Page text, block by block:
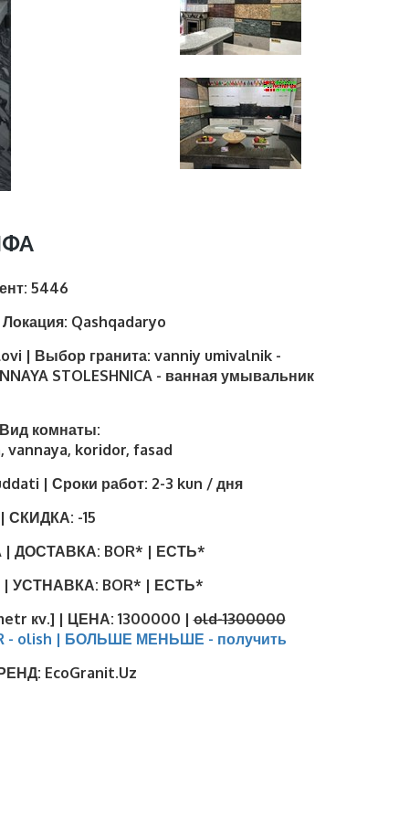
5446
Qashqadaryo
| Выбор гранита: vanniy umivalnik -
STOLESHNICA - ванная умывальник
комнаты:
vannaya, koridor, fasad
| Сроки работ: 2-3 kun / дня
| СКИДКА: -15
| ДОСТАВКА: BOR* | ЕСТЬ*
| УСТНАВКА: BOR* | ЕСТЬ*
кv.] | ЦЕНА: 1300000 |old-1300000
- olish | БОЛЬШЕ МЕНЬШЕ - получить
EcoGranit.Uz